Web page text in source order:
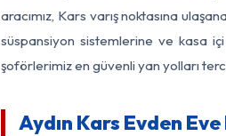
aracımız, Kars varış noktasına
süspansiyon sistemlerine ve kasa
şoförlerimiz en güvenli yan yolları
Aydın Kars Evden